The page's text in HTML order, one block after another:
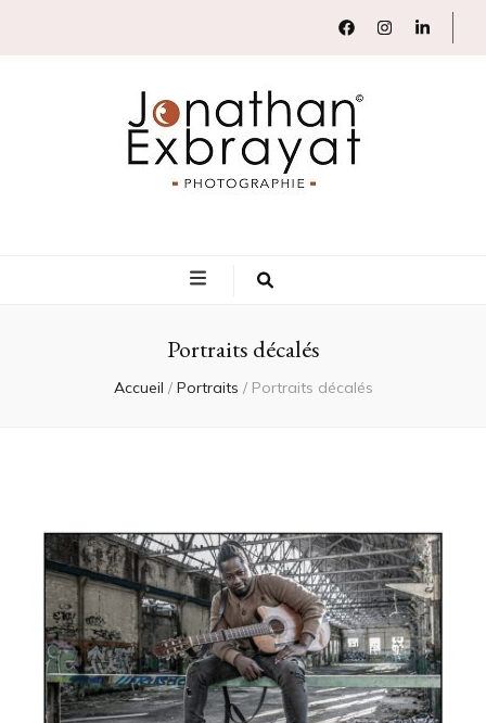
Portraits décalés
Accueil / Portraits / Portraits décalés